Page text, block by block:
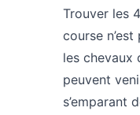
Trouver les
course
les chevaux
peuvent
s’emparant